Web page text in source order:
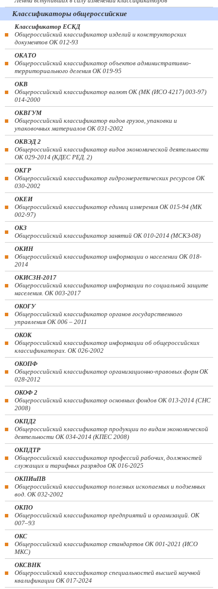
Классификаторы общероссийские
Классификатор ЕСКД
Общероссийский классификатор изделий и конструкторских
документов ОК 012-93
ОКАТО
Общероссийский классификатор объектов административно-
территориального деления ОК 019-95
ОКВ
Общероссийский классификатор валют ОК (МК (ИСО 4217) 003-97)
014-2000
ОКВГУМ
Общероссийский классификатор видов грузов, упаковки и
упаковочных материалов ОК 031-2002
ОКВЭД 2
Общероссийский классификатор видов экономической деятельности
ОК 029-2014 (КДЕС РЕД. 2)
ОКГР
Общероссийский классификатор гидроэнергетических ресурсов ОК
030-2002
ОКЕИ
Общероссийский классификатор единиц измерения ОК 015-94 (МК
002-97)
ОКЗ
Общероссийский классификатор занятий ОК 010-2014 (МСКЗ-08)
ОКИН
Общероссийский классификатор информации о населении ОК 018-
2014
ОКИСЗН-2017
Общероссийский классификатор информации по социальной защите
населения. ОК 003-2017
ОКОГУ
Общероссийский классификатор органов государственного
управления ОК 006 – 2011
ОКОК
Общероссийский классификатор информации об общероссийских
классификаторах. ОК 026-2002
ОКОПФ
Общероссийский классификатор организационно-правовых форм ОК
028-2012
ОКОФ 2
Общероссийский классификатор основных фондов ОК 013-2014 (СНС
2008)
ОКПД2
Общероссийский классификатор продукции по видам экономической
деятельности ОК 034-2014 (КПЕС 2008)
ОКПДТР
Общероссийский классификатор профессий рабочих, должностей
служащих и тарифных разрядов ОК 016-2025
ОКПИиПВ
Общероссийский классификатор полезных ископаемых и подземных
вод. ОК 032-2002
ОКПО
Общероссийский классификатор предприятий и организаций. ОК
007–93
ОКС
Общероссийский классификатор стандартов ОК 001-2021 (ИСО
МКС)
ОКСВНК
Общероссийский классификатор специальностей высшей научной
квалификации ОК 017-2024